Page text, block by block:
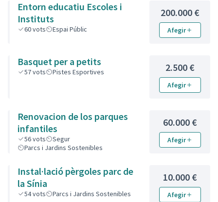
Entorn educatiu Escoles i
Instituts
60vots Espai Públic
200.000 €
Afegir
Basquet per a petits
57vots Pistes Esportives 2.500 €
Afegir
Renovacion de los parques
infantiles
56vots
Segur
Parcs i Jardins Sostenibles
60.000 €
Afegir
Instal·lació pèrgoles parc de
la Sínia
54vots Parcs i Jardins Sostenibles
10.000 €
Afegir